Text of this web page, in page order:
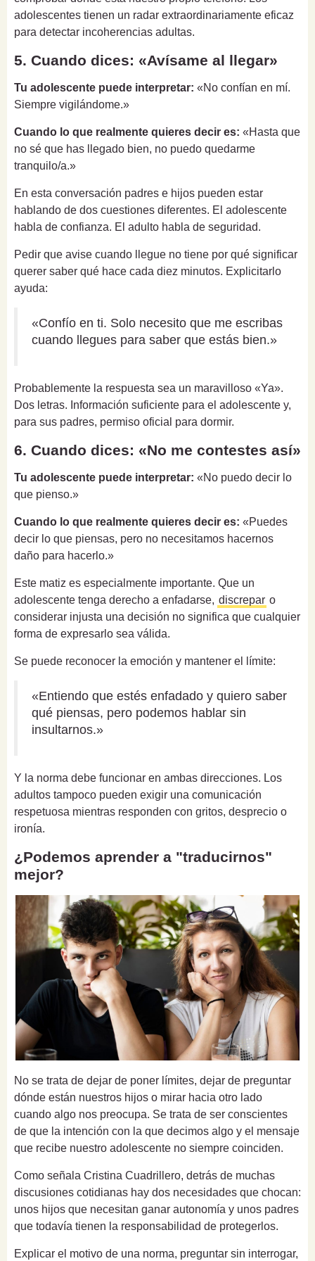
adolescentes tienen un radar extraordinariamente eficaz
para detectar incoherencias adultas.
5. Cuando dices: «Avísame al llegar»
Tu adolescente puede interpretar: «No confían en mí.
Siempre vigilándome.»
Cuando lo que realmente quieres decir es: «Hasta que
no sé que has llegado bien, no puedo quedarme
tranquilo/a.»
En esta conversación padres e hijos pueden estar
hablando de dos cuestiones diferentes. El adolescente
habla de confianza. El adulto habla de seguridad.
Pedir que avise cuando llegue no tiene por qué significar
querer saber qué hace cada diez minutos. Explicitarlo
ayuda:
«Confío en ti. Solo necesito que me escribas
cuando llegues para saber que estás bien.»
Probablemente la respuesta sea un maravilloso «Ya».
Dos letras. Información suficiente para el adolescente y,
para sus padres, permiso oficial para dormir.
6. Cuando dices: «No me contestes así»
Tu adolescente puede interpretar: «No puedo decir lo
que pienso.»
Cuando lo que realmente quieres decir es: «Puedes
decir lo que piensas, pero no necesitamos hacernos
daño para hacerlo.»
Este matiz es especialmente importante. Que un
adolescente tenga derecho a enfadarse, discrepar o
considerar injusta una decisión no significa que cualquier
forma de expresarlo sea válida.
Se puede reconocer la emoción y mantener el límite:
«Entiendo que estés enfadado y quiero saber
qué piensas, pero podemos hablar sin
insultarnos.»
Y la norma debe funcionar en ambas direcciones. Los
adultos tampoco pueden exigir una comunicación
respetuosa mientras responden con gritos, desprecio o
ironía.
¿Podemos aprender a "traducirnos"
mejor?
No se trata de dejar de poner límites, dejar de preguntar
dónde están nuestros hijos o mirar hacia otro lado
cuando algo nos preocupa. Se trata de ser conscientes
de que la intención con la que decimos algo y el mensaje
que recibe nuestro adolescente no siempre coinciden.
Como señala Cristina Cuadrillero, detrás de muchas
discusiones cotidianas hay dos necesidades que chocan:
unos hijos que necesitan ganar autonomía y unos padres
que todavía tienen la responsabilidad de protegerlos.
Explicar el motivo de una norma, preguntar sin interrogar,